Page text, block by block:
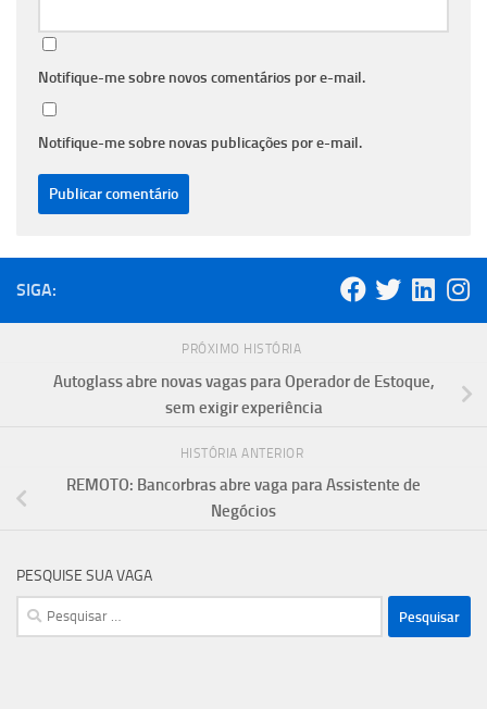
Notifique-me sobre novos comentários por e-mail.
Notifique-me sobre novas publicações por e-mail.
SIGA:
PRÓXIMO HISTÓRIA
Autoglass abre novas vagas para Operador de Estoque,
sem exigir experiência
HISTÓRIA ANTERIOR
REMOTO: Bancorbras abre vaga para Assistente de
Negócios
PESQUISE SUA VAGA
Pesquisar
por: